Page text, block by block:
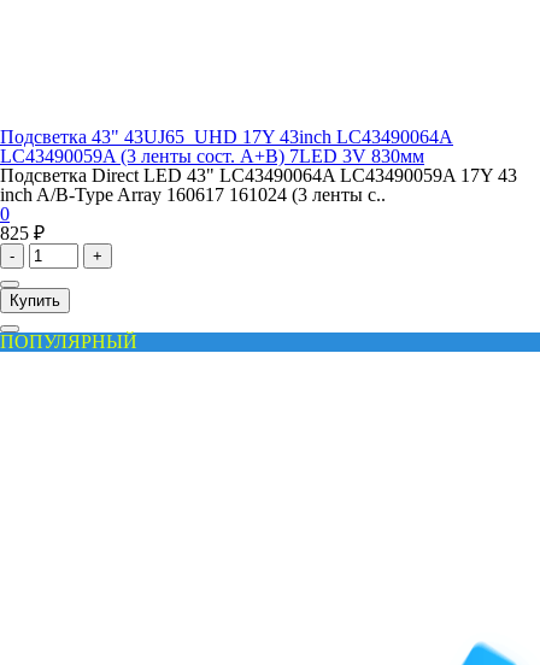
Подсветка 43" 43UJ65_UHD 17Y 43inch LC43490064A
LC43490059A (3 ленты сост. A+B) 7LED 3V 830мм
Подсветка Direct LED 43" LC43490064A LC43490059A 17Y 43
inch A/B-Type Array 160617 161024 (3 ленты с..
0
825 ₽
- +
Купить
ПОПУЛЯРНЫЙ